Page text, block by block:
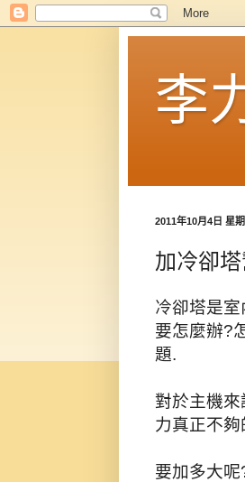
李
2011年10月4日 星
加冷卻
冷卻塔是
要怎麼辦?
題.
對於主機
力真正不
要加多大